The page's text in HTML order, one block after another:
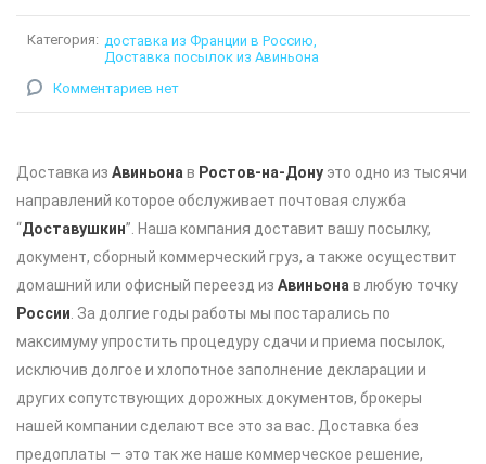
Категория: доставка из Франции в Россию
Доставка посылок из Авиньона
Комментариев нет
Доставка из Авиньона в Ростов-на-Дону это одно из тысячи
направлений которое обслуживает почтовая служба
“Доставушкин”. Наша компания доставит вашу посылку,
документ, сборный коммерческий груз, а также осуществит
домашний или офисный переезд из Авиньона в любую точку
России . За долгие годы работы мы постарались по
максимуму упростить процедуру сдачи и приема посылок,
исключив долгое и хлопотное заполнение декларации и
других сопутствующих дорожных документов, брокеры
нашей компании сделают все это за вас. Доставка без
предоплаты — это так же наше коммерческое решение,